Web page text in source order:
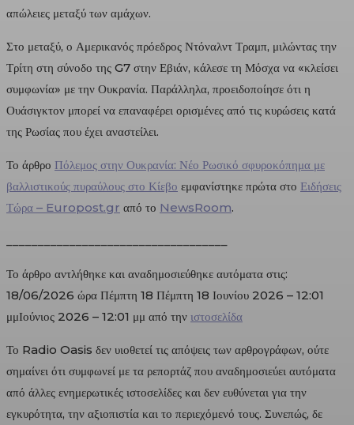
απώλειες μεταξύ των αμάχων.
Στο μεταξύ, ο Αμερικανός πρόεδρος Ντόναλντ Τραμπ, μιλώντας την
Τρίτη στη σύνοδο της G7 στην Εβιάν, κάλεσε τη Μόσχα να «κλείσει
συμφωνία» με την Ουκρανία. Παράλληλα, προειδοποίησε ότι η
Ουάσιγκτον μπορεί να επαναφέρει ορισμένες από τις κυρώσεις κατά
της Ρωσίας που έχει αναστείλει.
Το άρθρο Πόλεμος στην Ουκρανία: Νέο Ρωσικό σφυροκόπημα με
βαλλιστικούς πυραύλους στο Κίεβο εμφανίστηκε πρώτα στο Ειδήσεις
Τώρα – Europost.gr από το NewsRoom.
Το άρθρο αντλήθηκε και αναδημοσιεύθηκε αυτόματα στις:
18/06/2026 ώρα Πέμπτη 18 Πέμπτη 18 Ιουνίου 2026 – 12:01
μμΙούνιος 2026 – 12:01 μμ από την ιστοσελίδα
Το Radio Oasis δεν υιοθετεί τις απόψεις των αρθρογράφων, ούτε
σημαίνει ότι συμφωνεί με τα ρεπορτάζ που αναδημοσιεύει αυτόματα
από άλλες ενημερωτικές ιστοσελίδες και δεν ευθύνεται για την
εγκυρότητα, την αξιοπιστία και το περιεχόμενό τους. Συνεπώς, δε